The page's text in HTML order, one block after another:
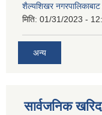
शैल्यशिखर
मिति: 01/31/2023 -
अन्य
सार्वजनिक